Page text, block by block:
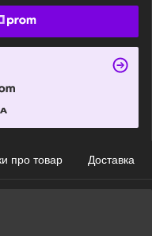
про товар Доставка